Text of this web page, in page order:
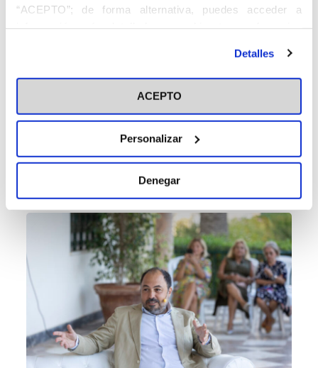
“ACEPTO”; de forma alternativa, puedes acceder a
información más detallada y cambiar tus preferencias
en el botón "Personalizar". Para más información puedes
visitar nuestra Política de Cookies
Detalles
ACEPTO
Personalizar
Denegar